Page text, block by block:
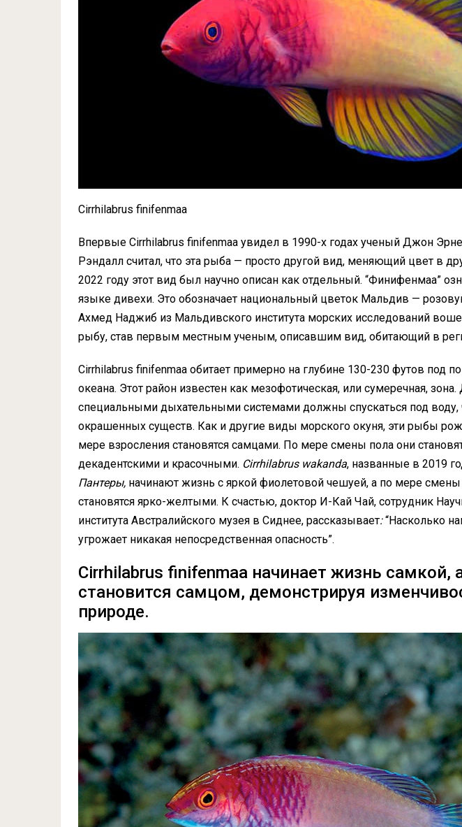
Cirrhilabrus finifenmaa
Впервые Cirrhilabrus finifenmaa увидел в 1990-х годах ученый Джон
Рэндалл считал, что эта рыба — просто другой вид, меняющий цвет в
2022 году этот вид был научно описан как отдельный. “Финифенмаа”
языке дивехи. Это обозначает национальный цветок Мальдив —
Ахмед Наджиб из Мальдивского института морских исследований
рыбу, став первым местным ученым, описавшим вид, обитающий в
Cirrhilabrus finifenmaa обитает примерно на глубине 130-230 футов под
океана. Этот район известен как мезофотическая, или сумеречная,
специальными дыхательными системами должны спускаться под воду,
окрашенных существ. Как и другие виды морского окуня, эти рыбы
мере взросления становятся самцами. По мере смены пола они
декадентскими и красочными. Cirrhilabrus wakanda, названные в 2019
Пантеры, начинают жизнь с яркой фиолетовой чешуей, а по мере
становятся ярко-желтыми. К счастью, доктор И-Кай Чай, сотрудник
института Австралийского музея в Сиднее, рассказывает:“Насколько
угрожает никакая непосредственная опасность”.
Cirrhilabrus finifenmaa начинает жизнь самкой,
становится самцом, демонстрируя
природе.